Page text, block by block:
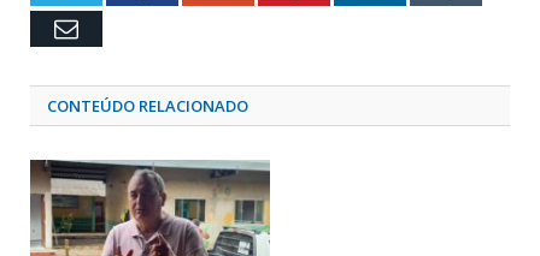
Email
CONTEÚDO RELACIONADO